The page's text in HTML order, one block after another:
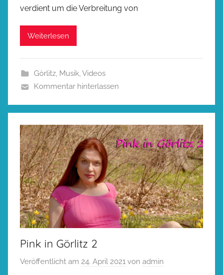
verdient um die Verbreitung von
Weiterlesen
Görlitz, Musik,Videos
Kommentar hinterlassen
Pink in Görlitz 2
Veröffentlicht am 24. April 2021 von admin